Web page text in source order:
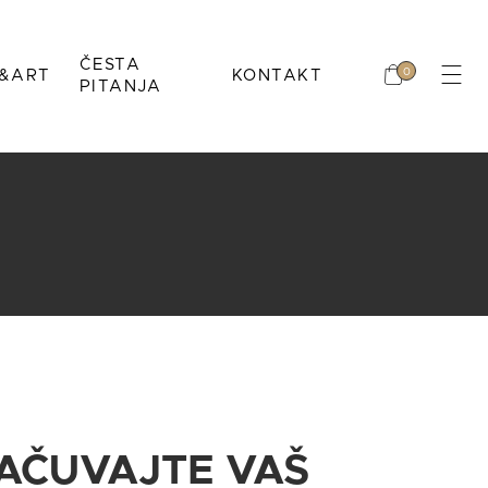
ČESTA
PITANJA
KONTAKT 0
VAŠ